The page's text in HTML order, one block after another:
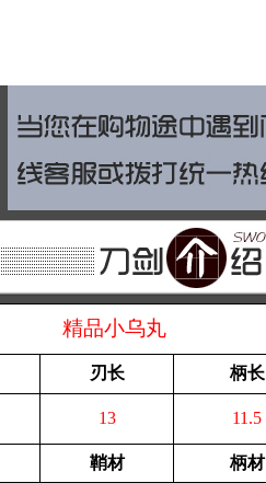
精品小乌丸
刃长 柄长
13 11.5
鞘材 柄材